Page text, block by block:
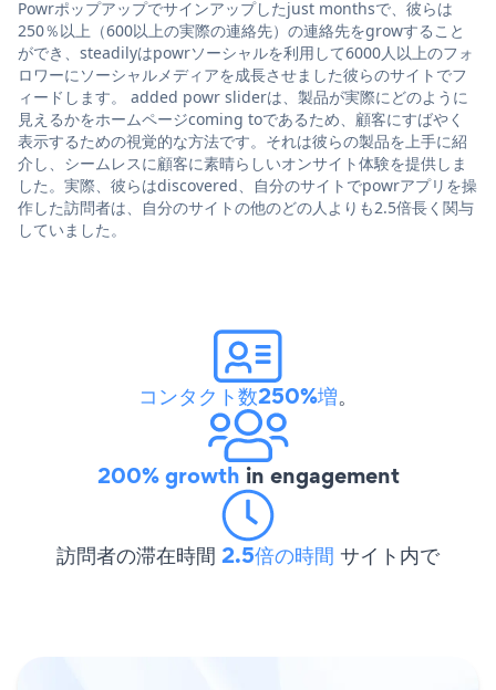
Powrポップアップでサインアップしたjust monthsで、彼らは
250％以上（600以上の実際の連絡先）の連絡先をgrowすること
ができ、steadilyはpowrソーシャルを利用して6000人以上のフォ
ロワーにソーシャルメディアを成長させました彼らのサイトでフ
ィードします。 added powr sliderは、製品が実際にどのように
見えるかをホームページcoming toであるため、顧客にすばやく
表示するための視覚的な方法です。それは彼らの製品を上手に紹
介し、シームレスに顧客に素晴らしいオンサイト体験を提供しま
した。実際、彼らはdiscovered、自分のサイトでpowrアプリを操
作した訪問者は、自分のサイトの他のどの人よりも2.5倍長く関与
していました。
コンタクト数250%増。
200% growth in engagement
訪問者の滞在時間 2.5倍の時間 サイト内で